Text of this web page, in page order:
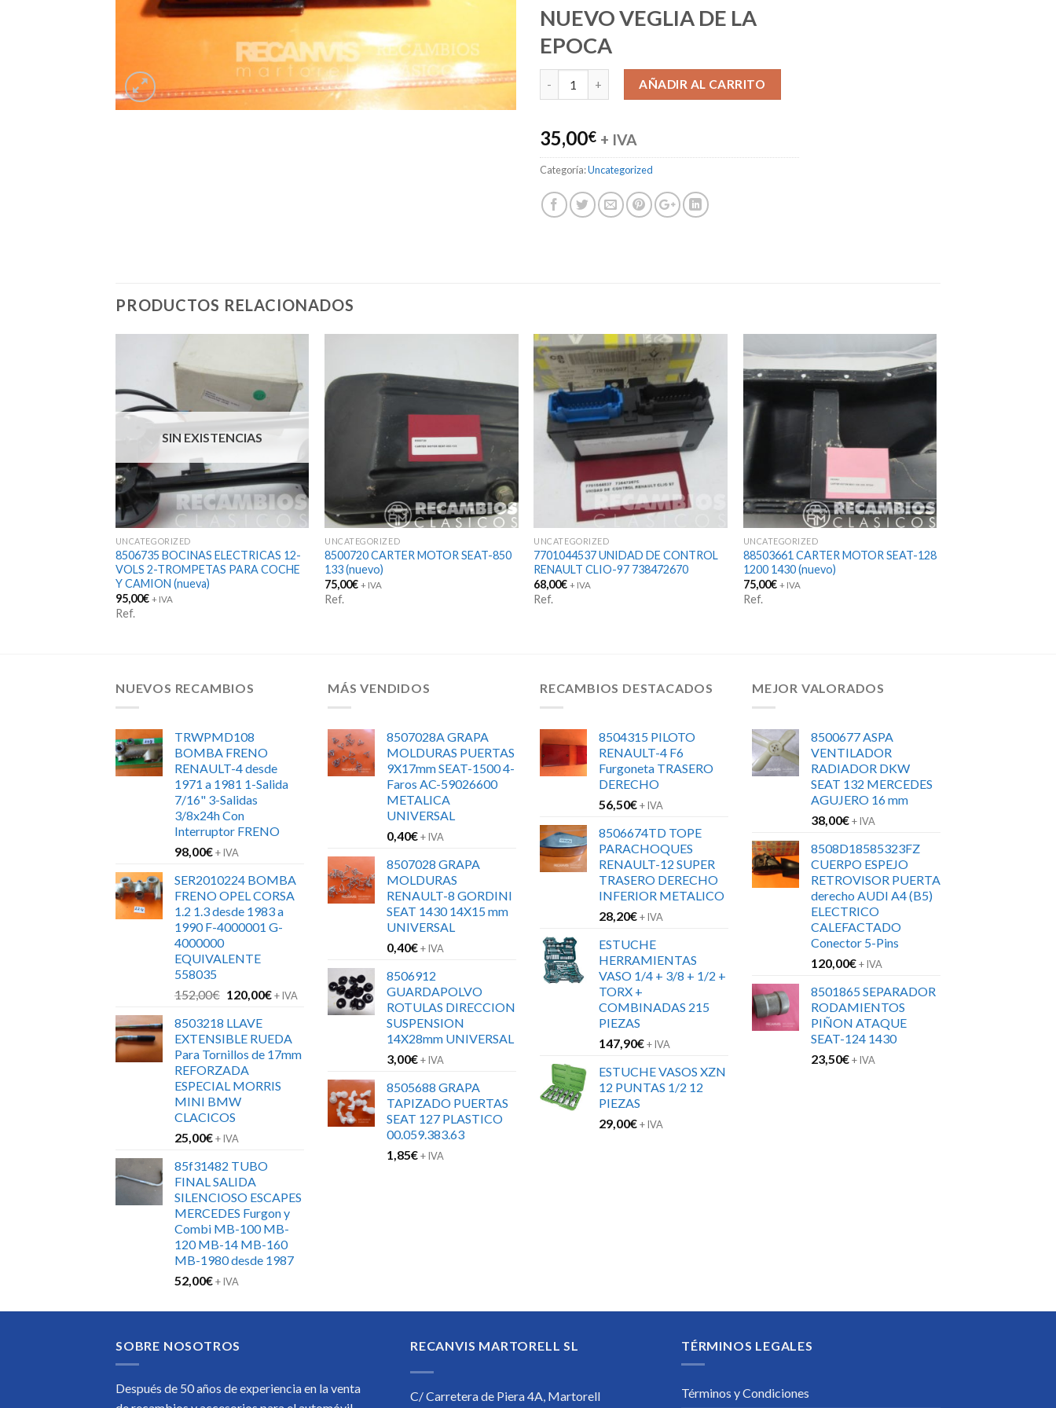
NUEVO VEGLIA DE LA
EPOCA
AÑADIR AL CARRITO
35,00€ + IVA
Categoría:Uncategorized
PRODUCTOS RELACIONADOS
SIN EXISTENCIAS
UNCATEGORIZED
8506735 BOCINAS ELECTRICAS 12-
VOLS 2-TROMPETAS PARA COCHE
Y CAMION (nueva)
95,00€ + IVA
Ref.
UNCATEGORIZED
8500720 CARTER MOTOR SEAT-850
133 (nuevo)
75,00€ + IVA
Ref.
UNCATEGORIZED
7701044537 UNIDAD DE CONTROL
RENAULT CLIO-97 738472670
68,00€ + IVA
Ref.
UNCATEGORIZED
88503661 CARTER MOTOR SEAT-128
1200 1430 (nuevo)
75,00€ + IVA
Ref.
NUEVOS RECAMBIOS
TRWPMD108
BOMBA FRENO
RENAULT-4 desde
1971 a 1981 1-Salida
7/16" 3-Salidas
3/8x24h Con
Interruptor FRENO
98,00€+ IVA
SER2010224 BOMBA
FRENO OPEL CORSA
1.2 1.3 desde 1983 a
1990 F-4000001 G-
4000000
EQUIVALENTE
558035
152,00€ El
original
era:
152,00€.
120,00€El
es:
120,00€.
+ IVA
8503218 LLAVE
EXTENSIBLE RUEDA
Para Tornillos de 17mm
REFORZADA
ESPECIAL MORRIS
MINI BMW
CLACICOS
25,00€+ IVA
85f31482 TUBO
FINAL SALIDA
SILENCIOSO ESCAPES
MERCEDES Furgon y
Combi MB-100 MB-
120 MB-14 MB-160
MB-1980 desde 1987
52,00€+ IVA
MÁS VENDIDOS
8507028A GRAPA
MOLDURAS PUERTAS
9X17mm SEAT-1500 4-
Faros AC-59026600
METALICA
UNIVERSAL
0,40€+ IVA
8507028 GRAPA
MOLDURAS
RENAULT-8 GORDINI
SEAT 1430 14X15 mm
UNIVERSAL
0,40€+ IVA
8506912
GUARDAPOLVO
ROTULAS DIRECCION
SUSPENSION
14X28mm UNIVERSAL
3,00€+ IVA
8505688 GRAPA
TAPIZADO PUERTAS
SEAT 127 PLASTICO
00.059.383.63
1,85€+ IVA
RECAMBIOS DESTACADOS
8504315 PILOTO
RENAULT-4 F6
Furgoneta TRASERO
DERECHO
56,50€+ IVA
8506674TD TOPE
PARACHOQUES
RENAULT-12 SUPER
TRASERO DERECHO
INFERIOR METALICO
28,20€+ IVA
ESTUCHE
HERRAMIENTAS
VASO 1/4 + 3/8 + 1/2 +
TORX +
COMBINADAS 215
PIEZAS
147,90€+ IVA
ESTUCHE VASOS XZN
12 PUNTAS 1/2 12
PIEZAS
29,00€+ IVA
MEJOR VALORADOS
8500677 ASPA
VENTILADOR
RADIADOR DKW
SEAT 132 MERCEDES
AGUJERO 16 mm
38,00€+ IVA
8508D18585323FZ
CUERPO ESPEJO
RETROVISOR PUERTA
derecho AUDI A4 (B5)
ELECTRICO
CALEFACTADO
Conector 5-Pins
120,00€+ IVA
8501865 SEPARADOR
RODAMIENTOS
PIÑON ATAQUE
SEAT-124 1430
23,50€+ IVA
SOBRE NOSOTROS
Después de 50 años de experiencia en la venta
RECANVIS MARTORELL SL
C/ Carretera de Piera 4A, Martorell
TÉRMINOS LEGALES
Términos y Condiciones